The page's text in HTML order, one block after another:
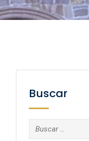
Buscar
Buscar: